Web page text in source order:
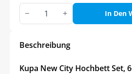
Kupa
NEW
CITY
6-
In Den
Beschreibung
Kupa New City Hochbett Set,